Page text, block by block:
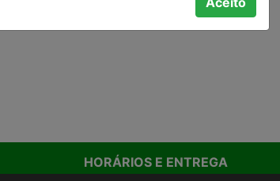
HORÁRIOS E ENTREGA